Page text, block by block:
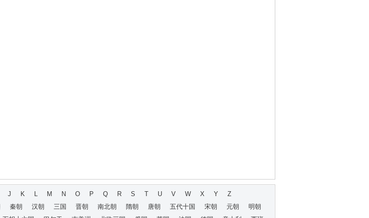
J K L M N O P Q R S T U V W X Y
Z
秦朝 汉朝 三国 晋朝 南北朝 隋朝 唐朝 五代十国 宋朝 元朝
明朝